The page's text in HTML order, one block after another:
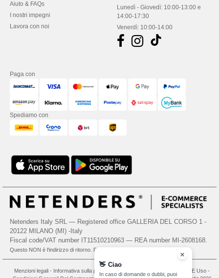
Aiuto & FAQs
I nostri impegni
Lavora con noi
Lunedì - Giovedì: 10:00-13:00 e
14:00-17:30
Venerdì: 10:00-14:00
Paga con
Spediamo con
Netenders Italy SRL — Registered office GALLERIA DEL CORSO 1 -
20122 MILANO (MI) -Italy
Fiscal code/VAT number IT11510210963 — REA number MI-2608168.
Questo NON è l'indirizzo di ritorno. Per i resi, vedere qui
Menzioni legali - Informativa sulla privacy Condizioni Generali Di Accesso E Uso -
👋 Ciao
In caso di domande o dubbi, puoi